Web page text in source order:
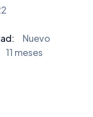
Nuevo
11 meses